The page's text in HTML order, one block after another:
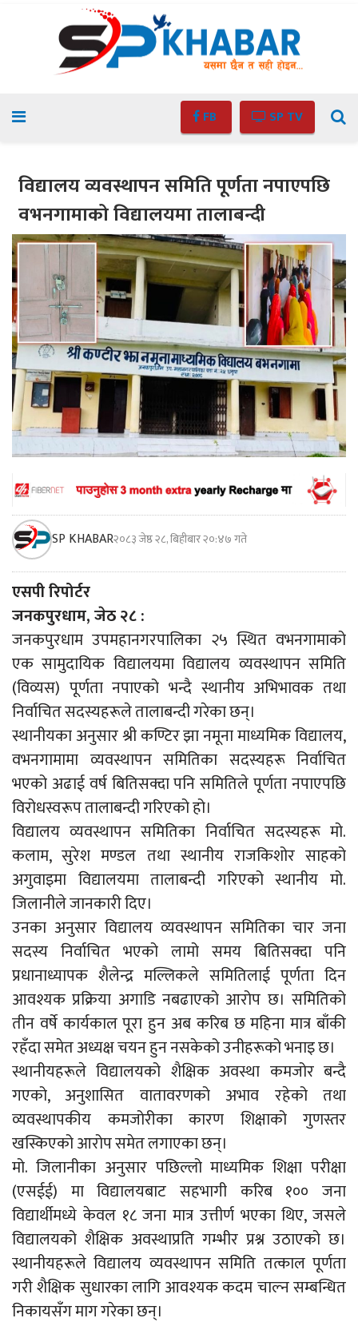
FB SP TV
विद्यालय व्यवस्थापन समिति पूर्णता नपाएपछि
वभनगामाको विद्यालयमा तालाबन्दी
SP KHABAR२०८३ जेष्ठ २८, बिहीबार २०:४७ गते
एसपी रिपोर्टर
जनकपुरधाम, जेठ २८ :
जनकपुरधाम उपमहानगरपालिका २५ स्थित वभनगामाको
एक सामुदायिक विद्यालयमा विद्यालय व्यवस्थापन समिति
(विव्यस) पूर्णता नपाएको भन्दै स्थानीय अभिभावक तथा
निर्वाचित सदस्यहरूले तालाबन्दी गरेका छन्।
स्थानीयका अनुसार श्री कण्टिर झा नमूना माध्यमिक विद्यालय,
वभनगामामा व्यवस्थापन समितिका सदस्यहरू निर्वाचित
भएको अढाई वर्ष बितिसक्दा पनि समितिले पूर्णता नपाएपछि
विरोधस्वरूप तालाबन्दी गरिएको हो।
विद्यालय व्यवस्थापन समितिका निर्वाचित सदस्यहरू मो.
कलाम, सुरेश मण्डल तथा स्थानीय राजकिशोर साहको
अगुवाइमा विद्यालयमा तालाबन्दी गरिएको स्थानीय मो.
जिलानीले जानकारी दिए।
उनका अनुसार विद्यालय व्यवस्थापन समितिका चार जना
सदस्य निर्वाचित भएको लामो समय बितिसक्दा पनि
प्रधानाध्यापक शैलेन्द्र मल्लिकले समितिलाई पूर्णता दिन
आवश्यक प्रक्रिया अगाडि नबढाएको आरोप छ। समितिको
तीन वर्षे कार्यकाल पूरा हुन अब करिब छ महिना मात्र बाँकी
रहँदा समेत अध्यक्ष चयन हुन नसकेको उनीहरूको भनाइ छ।
स्थानीयहरूले विद्यालयको शैक्षिक अवस्था कमजोर बन्दै
गएको, अनुशासित वातावरणको अभाव रहेको तथा
व्यवस्थापकीय कमजोरीका कारण शिक्षाको गुणस्तर
खस्किएको आरोप समेत लगाएका छन्।
मो. जिलानीका अनुसार पछिल्लो माध्यमिक शिक्षा परीक्षा
(एसईई) मा विद्यालयबाट सहभागी करिब १०० जना
विद्यार्थीमध्ये केवल १८ जना मात्र उत्तीर्ण भएका थिए, जसले
विद्यालयको शैक्षिक अवस्थाप्रति गम्भीर प्रश्न उठाएको छ।
स्थानीयहरूले विद्यालय व्यवस्थापन समिति तत्काल पूर्णता
गरी शैक्षिक सुधारका लागि आवश्यक कदम चाल्न सम्बन्धित
निकायसँग माग गरेका छन्।